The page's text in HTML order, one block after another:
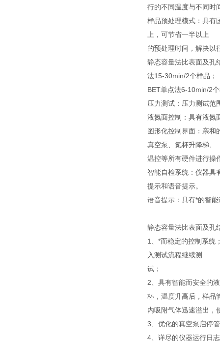
行的不同温度与不同时
样品预处理模式：具有
上，可节省一半以上
的预处理时间，解决以
静态容量法比表面及孔
法15-30min/2个样品；
BET单点法6-10min/2
压力测试：压力测试范
液氮面控制：具有液氮
图形化控制界面：亲和
真空泵、氮杯升降梯、
温控等所有硬件进行操
智能自检系统：仪器具
提示和语音提示。
语音提示：具有*的智
静态容量法比表面及孔
1、*而稳定的控制系统
入测试流程继续测
试；
2、具有智能而安全的
杯，温度升高后，样品
内吸附气体迅速溢出，
3、优化的真空泵启停
4、详尽的仪器运行日